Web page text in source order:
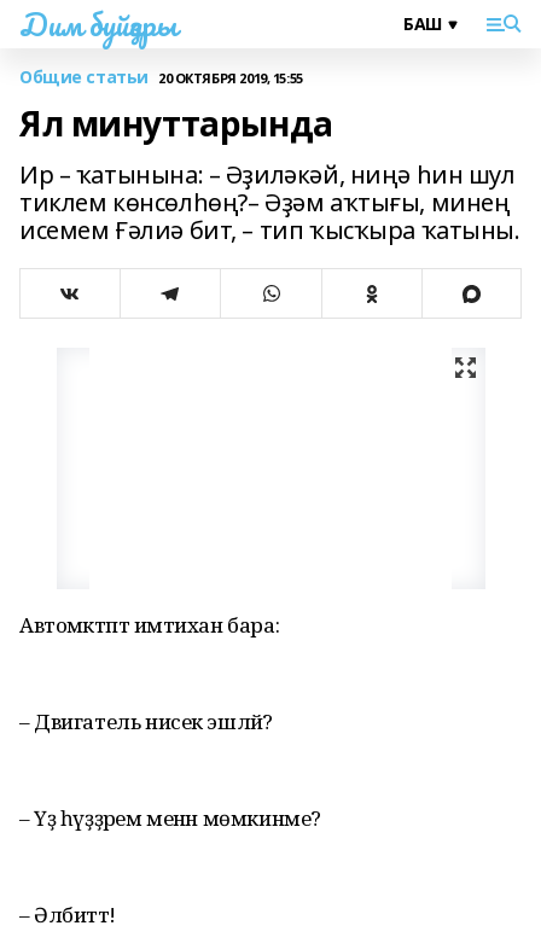
Дим буйҙары
Общие статьи 20 ОКТЯБРЯ 2019, 15:55
Ял минуттарында
Ир – ҡатынына: – Әҙиләкәй, ниңә һин шул
тиклем көнсөлһөң?– Әҙәм аҡтығы, минең
исемем Ғәлиә бит, – тип ҡысҡыра ҡатыны.
Автомәктәптә имтихан бара:
– Двигатель нисек эшләй?
– Үҙ һүҙҙәрем менән мөмкинме?
– Әлбиттә!